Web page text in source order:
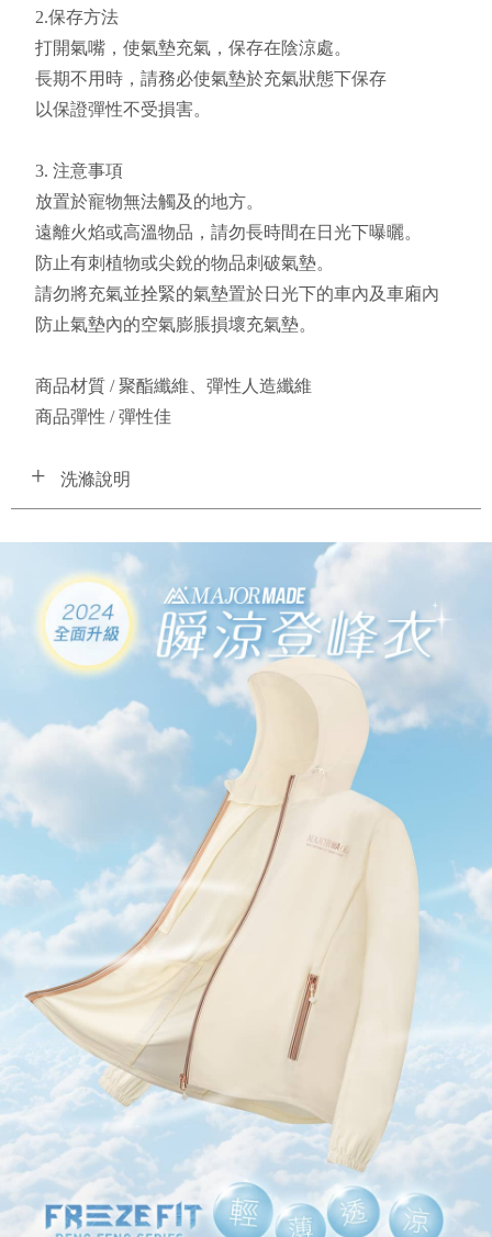
2.保存方法
打開氣嘴，使氣墊充氣，保存在陰涼處。
長期不用時，請務必使氣墊於充氣狀態下保存
以保證彈性不受損害。
3. 注意事項
放置於寵物無法觸及的地方。
遠離火焰或高溫物品，請勿長時間在日光下曝曬。
防止有刺植物或尖銳的物品刺破氣墊。
請勿將充氣並拴緊的氣墊置於日光下的車內及車廂內
防止氣墊內的空氣膨脹損壞充氣墊。
商品材質 / 聚酯纖維、彈性人造纖維
商品彈性 / 彈性佳
洗滌說明